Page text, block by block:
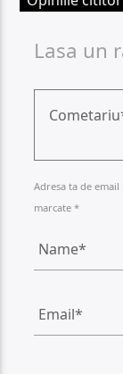
Lasa un
Adresa ta de
marcate *